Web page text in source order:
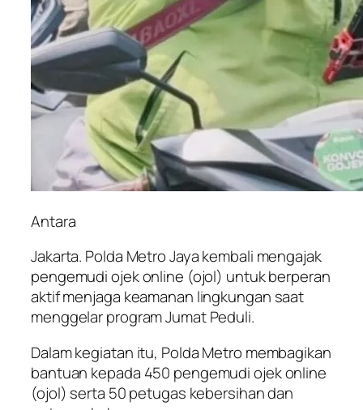
Antara
Jakarta. Polda Metro Jaya kembali mengajak
pengemudi ojek online (ojol) untuk berperan
aktif menjaga keamanan lingkungan saat
menggelar program Jumat Peduli.
Dalam kegiatan itu, Polda Metro membagikan
bantuan kepada 450 pengemudi ojek online
(ojol) serta 50 petugas kebersihan dan